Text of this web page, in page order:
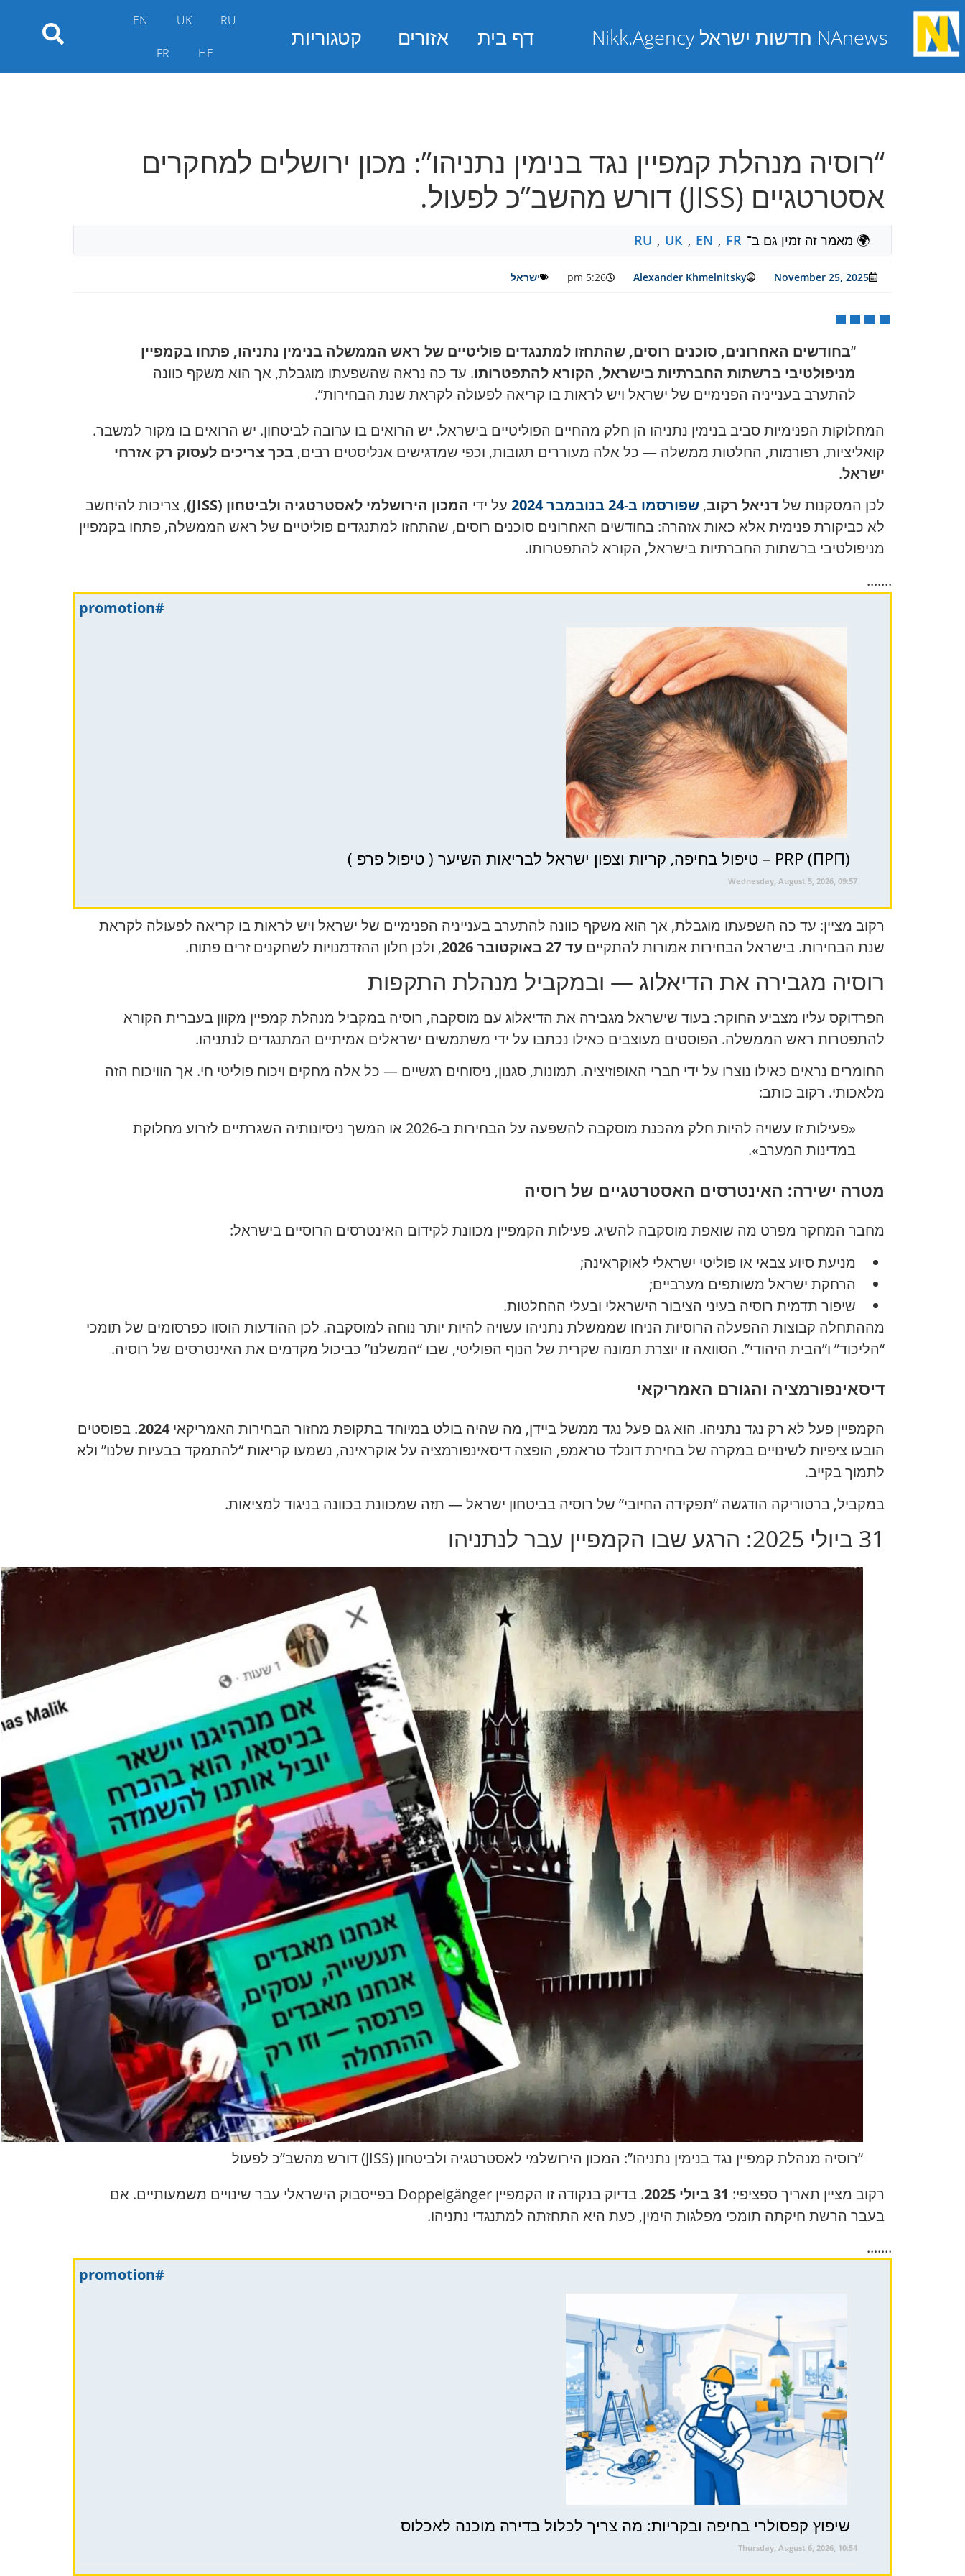
NAnews חדשות ישראל Nikk.Agency דף בית אזורים קטגוריות
RU
UK
EN
HE
FR
“רוסיה מנהלת קמפיין נגד בנימין נתניהו”: מכון ירושלים למחקרים
אסטרטגיים (JISS) דורש מהשב”כ לפעול.
🌍 מאמר זה זמין גם ב־ RU , UK , EN , FR
November 25, 2025
Alexander Khmelnitsky
5:26 pm ישראל
“בחודשים האחרונים, סוכנים רוסים, שהתחזו למתנגדים פוליטיים של ראש הממשלה בנימין נתניהו, פתחו בקמפיין
מניפולטיבי ברשתות החברתיות בישראל, הקורא להתפטרותו. עד כה נראה שהשפעתו מוגבלת, אך הוא משקף כוונה
להתערב בענייניה הפנימיים של ישראל ויש לראות בו קריאה לפעולה לקראת שנת הבחירות”.
המחלוקות הפנימיות סביב בנימין נתניהו הן חלק מהחיים הפוליטיים בישראל. יש הרואים בו ערובה לביטחון. יש הרואים בו מקור למשבר.
קואליציות, רפורמות, החלטות ממשלה — כל אלה מעוררים תגובות, וכפי שמדגישים אנליסטים רבים, בכך צריכים לעסוק רק אזרחי
ישראל.
לכן המסקנות של דניאל רקוב, שפורסמו ב-24 בנובמבר 2024 על ידי המכון הירושלמי לאסטרטגיה ולביטחון (JISS)
, צריכות להיחשב
לא כביקורת פנימית אלא כאות אזהרה: בחודשים האחרונים סוכנים רוסים, שהתחזו למתנגדים פוליטיים של ראש הממשלה, פתחו בקמפיין
מניפולטיבי ברשתות החברתיות בישראל, הקורא להתפטרותו.
.......
#promotion
PRP (ПРП) – טיפול בחיפה, קריות וצפון ישראל לבריאות השיער ( טיפול פרפ )
Wednesday, August 5, 2026, 09:57
רקוב מציין: עד כה השפעתו מוגבלת, אך הוא משקף כוונה להתערב בענייניה הפנימיים של ישראל ויש לראות בו קריאה לפעולה לקראת
שנת הבחירות. בישראל הבחירות אמורות להתקיים עד 27 באוקטובר 2026 , ולכן חלון ההזדמנויות לשחקנים זרים פתוח.
רוסיה מגבירה את הדיאלוג — ובמקביל מנהלת התקפות
הפרדוקס עליו מצביע החוקר: בעוד שישראל מגבירה את הדיאלוג עם מוסקבה, רוסיה במקביל מנהלת קמפיין מקוון בעברית הקורא
להתפטרות ראש הממשלה. הפוסטים מעוצבים כאילו נכתבו על ידי משתמשים ישראלים אמיתיים המתנגדים לנתניהו.
החומרים נראים כאילו נוצרו על ידי חברי האופוזיציה. תמונות, סגנון, ניסוחים רגשיים — כל אלה מחקים ויכוח פוליטי חי. אך הוויכוח הזה
מלאכותי. רקוב כותב:
«פעילות זו עשויה להיות חלק מהכנת מוסקבה להשפעה על הבחירות ב-2026 או המשך ניסיונותיה השגרתיים לזרוע מחלוקת
במדינות המערב».
מטרה ישירה: האינטרסים האסטרטגיים של רוסיה
מחבר המחקר מפרט מה שואפת מוסקבה להשיג. פעילות הקמפיין מכוונת לקידום האינטרסים הרוסיים בישראל:
מניעת סיוע צבאי או פוליטי ישראלי לאוקראינה;
הרחקת ישראל משותפים מערביים;
שיפור תדמית רוסיה בעיני הציבור הישראלי ובעלי ההחלטות.
מההתחלה קבוצות ההפעלה הרוסיות הניחו שממשלת נתניהו עשויה להיות יותר נוחה למוסקבה. לכן ההודעות הוסוו כפרסומים של תומכי
“הליכוד” ו”הבית היהודי”. הסוואה זו יוצרת תמונה שקרית של הנוף הפוליטי, שבו “המשלנו” כביכול מקדמים את האינטרסים של רוסיה.
דיסאינפורמציה והגורם האמריקאי
הקמפיין פעל לא רק נגד נתניהו. הוא גם פעל נגד ממשל ביידן, מה שהיה בולט במיוחד בתקופת מחזור הבחירות האמריקאי 2024. בפוסטים
הובעו ציפיות לשינויים במקרה של בחירת דונלד טראמפ, הופצה דיסאינפורמציה על אוקראינה, נשמעו קריאות “להתמקד בבעיות שלנו” ולא
לתמוך בקייב.
במקביל, ברטוריקה הודגשה “תפקידה החיובי” של רוסיה בביטחון ישראל — תזה שמכוונת בכוונה בניגוד למציאות.
31 ביולי 2025: הרגע שבו הקמפיין עבר לנתניהו
“רוסיה מנהלת קמפיין נגד בנימין נתניהו”: המכון הירושלמי לאסטרטגיה ולביטחון (JISS) דורש מהשב”כ לפעול
רקוב מציין תאריך ספציפי: 31 ביולי 2025 . בדיוק בנקודה זו הקמפיין Doppelgänger בפייסבוק הישראלי עבר שינויים משמעותיים. אם
בעבר הרשת חיקתה תומכי מפלגות הימין, כעת היא התחזתה למתנגדי נתניהו.
.......
#promotion
שיפוץ קפסולרי בחיפה ובקריות: מה צריך לכלול בדירה מוכנה לאכלוס
Thursday, August 6, 2026, 10:54